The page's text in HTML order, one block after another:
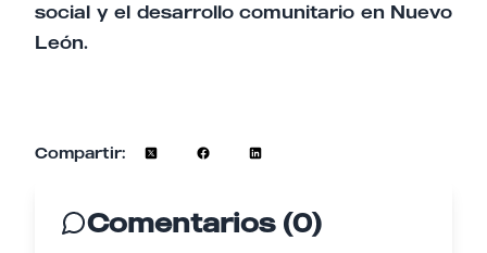
social y el desarrollo comunitario en Nuevo
León.​
Compartir:
Comentarios (0)